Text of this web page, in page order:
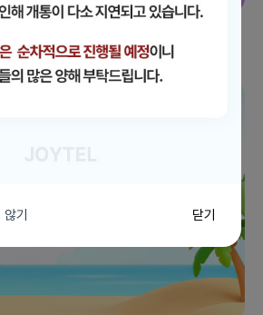
택 이벤트 더보기
기 닫기